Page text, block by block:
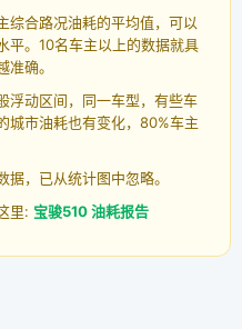
综合路况油耗的平均值，可以
平。10名车主以上的数据就具
确。
浮动区间，同一车型，有些车
城市油耗也有变化，80%车主
，已从统计图中忽略。
里: 宝骏510 油耗报告